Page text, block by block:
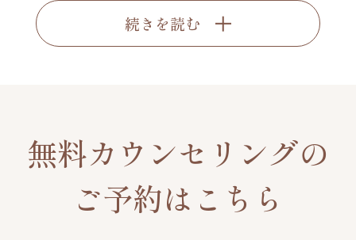
続きを読む
無料カウンセリングの
ご予約はこちら